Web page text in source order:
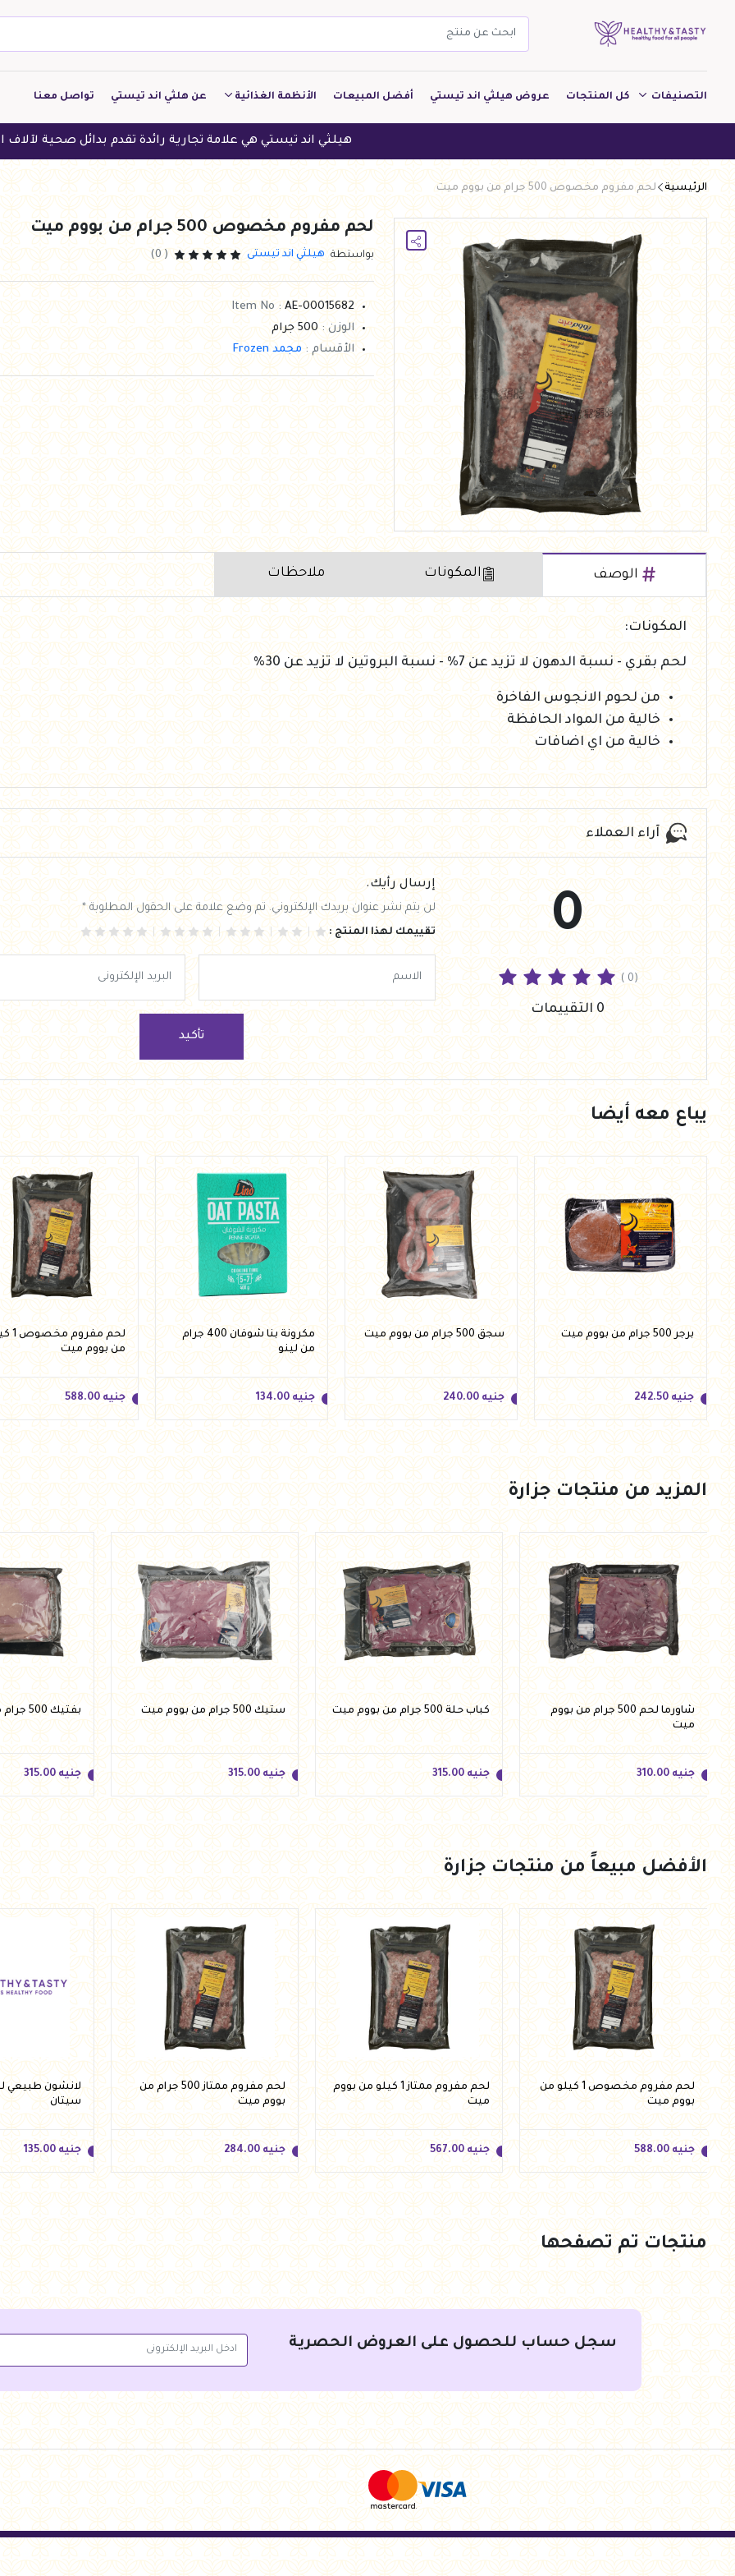
التصنيفات
مخبوزات
معجنات Pastry
بقالة
ألبان
بارات طاقة
دواجن
العروض Offers
جزارة
رايس كيك Rice cake
هيلثي كولا
كل المنتجات عروض هيلثي اند تيستي أفضل المبيعات الأنظمة الغذائية
منخفض الكربوهيدرات
منخفض البروتين
النباتين
النظام النباتي
عن هلثي اند تيستي تواصل معنا
هيلثي اند تيستي هي علامة تجارية رائدة تقدم بدائل صحية لآلاف العملاء في
الرئيسية لحم مفروم مخصوص 500 جرام من بووم ميت
لحم مفروم مخصوص 500 جرام من بووم ميت
بواستطة هيلثي اند تيستى ( 0)
Item No : AE-00015682
الوزن : 500 جرام
الأقسام : مجمد Frozen
الوصف المكونات ملاحظات
المكونات:
لحم بقري - نسبة الدهون لا تزيد عن 7% - نسبة البروتين لا تزيد عن 30%
من لحوم الانجوس الفاخرة
خالية من المواد الحافظة
خالية من اي اضافات
آراء العملاء
0
( 0)
0 التقييمات
إرسال رأيك.
لن يتم نشر عنوان بريدك الإلكتروني. تم وضع علامة على الحقول المطلوبة *
تقييمك لهذا المنتج :
تأكيد
يباع معه أيضا
برجر 500 جرام من بووم ميت
جنيه 242.50
جنيه 242.50
أضف للسلة
سجق 500 جرام من بووم ميت
جنيه 240.00
جنيه 240.00
أضف للسلة
مكرونة بنا شوفان 400 جرام
من لينو
جنيه 134.00
جنيه 134.00
أضف للسلة
لحم
من بووم ميت
جنيه 588.00
جنيه 588.00
أضف للسلة
المزيد من منتجات جزارة
شاورما لحم 500 جرام من بووم
ميت
جنيه 310.00
جنيه 310.00
أضف للسلة
كباب حلة 500 جرام من بووم ميت
جنيه 315.00
جنيه 315.00
أضف للسلة
ستيك 500 جرام من بووم ميت
جنيه 315.00
جنيه 315.00
أضف للسلة
بفتيك 500 جرام من بووم ميت
جنيه 315.00
جنيه 315.00
الأفضل مبيعاً من منتجات جزارة
لحم مفروم مخصوص 1 كيلو من
بووم ميت
جنيه 588.00
جنيه 588.00
أضف للسلة
لحم مفروم ممتاز 1 كيلو من بووم
ميت
جنيه 567.00
جنيه 567.00
أضف للسلة
لحم مفروم ممتاز 500 جرام من
بووم ميت
جنيه 284.00
جنيه 284.00
أضف للسلة
سيتان
جنيه 135.00
جنيه 135.00
منتجات تم تصفحها
سجل حساب للحصول على العروض الحصرية